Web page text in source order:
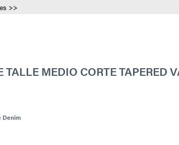
>>
TALLE MEDIO CORTE TAPERED
Denim